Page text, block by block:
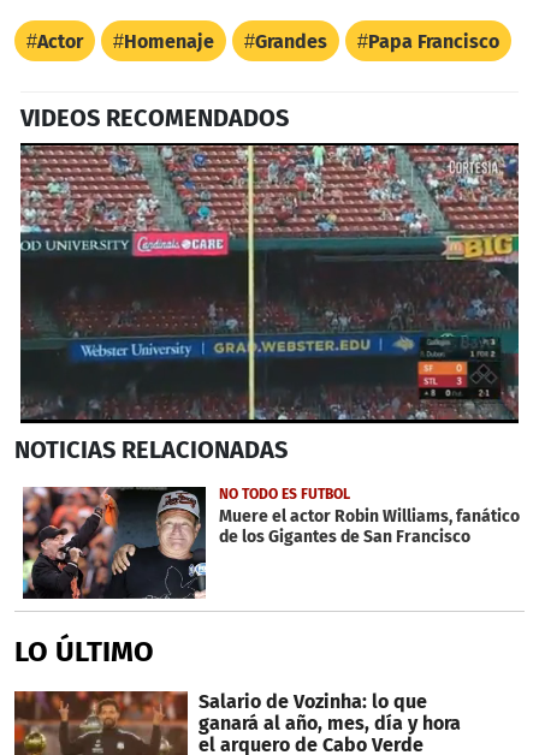
Actor Homenaje Grandes Papa Francisco
VIDEOS RECOMENDADOS
seconds
57
seconds
NOTICIAS RELACIONADAS
NO TODO ES FUTBOL
Muere el actor Robin Williams, fanático
de los Gigantes de San Francisco
LO ÚLTIMO
Salario de Vozinha: lo que
ganará al año, mes, día y hora
el arquero de Cabo Verde